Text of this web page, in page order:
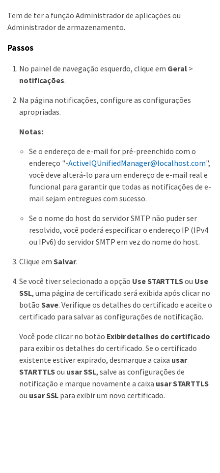
Tem de ter a função Administrador de aplicações ou
Administrador de armazenamento.
Passos
No painel de navegação esquerdo, clique em Geral>
notificações.
Na página notificações, configure as configurações
apropriadas.
Notas:
Se o endereço de e-mail for pré-preenchido com o
endereço "-ActiveIQUnifiedManager@localhost.com",
você deve alterá-lo para um endereço de e-mail real e
funcional para garantir que todas as notificações de e-
mail sejam entregues com sucesso.
Se o nome do host do servidor SMTP não puder ser
resolvido, você poderá especificar o endereço IP (IPv4
ou IPv6) do servidor SMTP em vez do nome do host.
Clique em Salvar.
Se você tiver selecionado a opção Use STARTTLSou Use
SSL, uma página de certificado será exibida após clicar no
botão Save. Verifique os detalhes do certificado e aceite o
certificado para salvar as configurações de notificação.
Você pode clicar no botão Exibir detalhes do certificado
para exibir os detalhes do certificado. Se o certificado
existente estiver expirado, desmarque a caixa usar
STARTTLSou usar SSL, salve as configurações de
notificação e marque novamente a caixa usar STARTTLS
ou usar SSL para exibir um novo certificado.